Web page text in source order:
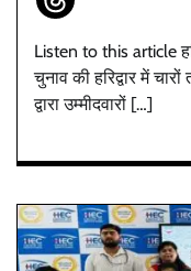
Listen to this article
चुनाव की हरिद्वार में
द्वारा उम्मीदवारों […]